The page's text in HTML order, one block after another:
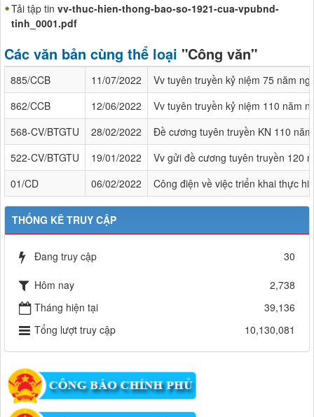
Tải tập tin vv-thuc-hien-thong-bao-so-1921-cua-vpubnd-
tinh_0001.pdf
Các văn bản cùng thể loại "Công văn"
885/CCB 11/07/2022
Vv tuyên truyền kỷ niệm 75 năm
862/CCB
12/06/2022
Vv tuyên truyền kỷ niệm 110 năm
568-CV/BTGTU
28/02/2022
Đề cương tuyên truyền KN 110
522-CV/BTGTU
19/01/2022
Vv gửi đề cương tuyên truyền 120
01/CD
06/02/2022 Công điện về việc triển khai thực
THỐNG KÊ TRUY CẬP
Đang truy cập 30
Hôm nay
2,738
Tháng hiện tại
39,136
Tổng lượt truy cập
10,130,081